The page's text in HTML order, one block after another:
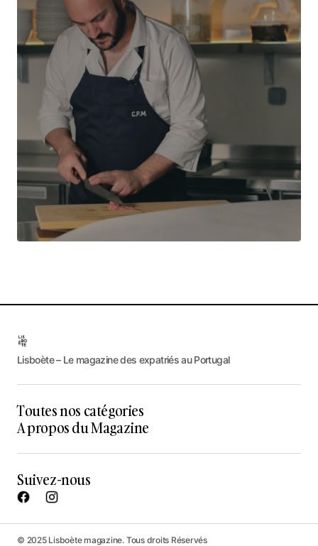
Lisboète – Le magazine des expatriés au Portugal
Toutes nos catégories
A propos du Magazine
Suivez-nous
© 2025 Lisboète magazine. Tous droits Réservés